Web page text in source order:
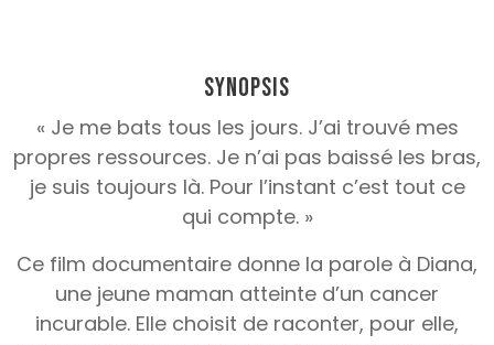
Synopsis
« Je me bats tous les jours. J’ai trouvé mes
propres ressources. Je n’ai pas baissé les bras,
je suis toujours là. Pour l’instant c’est tout ce
qui compte. »
Ce film documentaire donne la parole à Diana,
une jeune maman atteinte d’un cancer
incurable. Elle choisit de raconter, pour elle,